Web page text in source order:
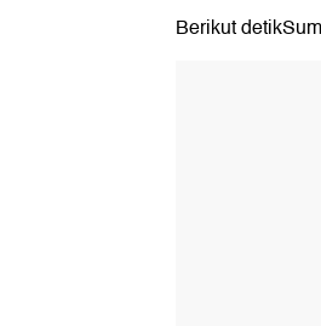
9.
Berikut